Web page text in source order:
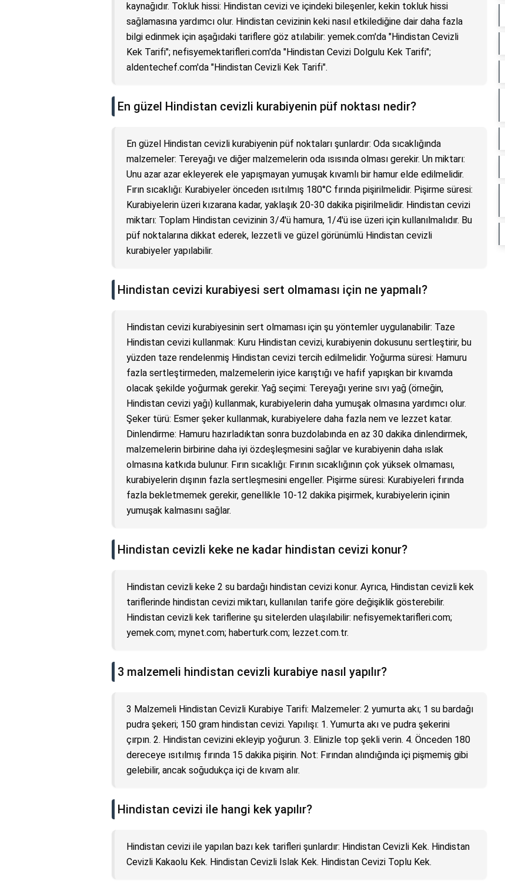
kaynağıdır. Tokluk hissi: Hindistan cevizi ve içindeki bileşenler, kekin tokluk hissi
sağlamasına yardımcı olur. Hindistan cevizinin keki nasıl etkilediğine dair daha fazla
bilgi edinmek için aşağıdaki tariflere göz atılabilir: yemek.com'da "Hindistan Cevizli
Kek Tarifi"; nefisyemektarifleri.com'da "Hindistan Cevizi Dolgulu Kek Tarifi";
aldentechef.com'da "Hindistan Cevizli Kek Tarifi".
En güzel Hindistan cevizli kurabiyenin püf noktası nedir?
En güzel Hindistan cevizli kurabiyenin püf noktaları şunlardır: Oda sıcaklığında
malzemeler: Tereyağı ve diğer malzemelerin oda ısısında olması gerekir. Un miktarı:
Unu azar azar ekleyerek ele yapışmayan yumuşak kıvamlı bir hamur elde edilmelidir.
Fırın sıcaklığı: Kurabiyeler önceden ısıtılmış 180°C fırında pişirilmelidir. Pişirme süresi:
Kurabiyelerin üzeri kızarana kadar, yaklaşık 20-30 dakika pişirilmelidir. Hindistan cevizi
miktarı: Toplam Hindistan cevizinin 3/4'ü hamura, 1/4'ü ise üzeri için kullanılmalıdır. Bu
püf noktalarına dikkat ederek, lezzetli ve güzel görünümlü Hindistan cevizli
kurabiyeler yapılabilir.
Hindistan cevizi kurabiyesi sert olmaması için ne yapmalı?
Hindistan cevizi kurabiyesinin sert olmaması için şu yöntemler uygulanabilir: Taze
Hindistan cevizi kullanmak: Kuru Hindistan cevizi, kurabiyenin dokusunu sertleştirir, bu
yüzden taze rendelenmiş Hindistan cevizi tercih edilmelidir. Yoğurma süresi: Hamuru
fazla sertleştirmeden, malzemelerin iyice karıştığı ve hafif yapışkan bir kıvamda
olacak şekilde yoğurmak gerekir. Yağ seçimi: Tereyağı yerine sıvı yağ (örneğin,
Hindistan cevizi yağı) kullanmak, kurabiyelerin daha yumuşak olmasına yardımcı olur.
Şeker türü: Esmer şeker kullanmak, kurabiyelere daha fazla nem ve lezzet katar.
Dinlendirme: Hamuru hazırladıktan sonra buzdolabında en az 30 dakika dinlendirmek,
malzemelerin birbirine daha iyi özdeşleşmesini sağlar ve kurabiyenin daha ıslak
olmasına katkıda bulunur. Fırın sıcaklığı: Fırının sıcaklığının çok yüksek olmaması,
kurabiyelerin dışının fazla sertleşmesini engeller. Pişirme süresi: Kurabiyeleri fırında
fazla bekletmemek gerekir, genellikle 10-12 dakika pişirmek, kurabiyelerin içinin
yumuşak kalmasını sağlar.
Hindistan cevizli keke ne kadar hindistan cevizi konur?
Hindistan cevizli keke 2 su bardağı hindistan cevizi konur. Ayrıca, Hindistan cevizli kek
tariflerinde hindistan cevizi miktarı, kullanılan tarife göre değişiklik gösterebilir.
Hindistan cevizli kek tariflerine şu sitelerden ulaşılabilir: nefisyemektarifleri.com;
yemek.com; mynet.com; haberturk.com; lezzet.com.tr.
3 malzemeli hindistan cevizli kurabiye nasıl yapılır?
3 Malzemeli Hindistan Cevizli Kurabiye Tarifi: Malzemeler: 2 yumurta akı; 1 su bardağı
pudra şekeri; 150 gram hindistan cevizi. Yapılışı: 1. Yumurta akı ve pudra şekerini
çırpın. 2. Hindistan cevizini ekleyip yoğurun. 3. Elinizle top şekli verin. 4. Önceden 180
dereceye ısıtılmış fırında 15 dakika pişirin. Not: Fırından alındığında içi pişmemiş gibi
gelebilir, ancak soğudukça içi de kıvam alır.
Hindistan cevizi ile hangi kek yapılır?
Hindistan cevizi ile yapılan bazı kek tarifleri şunlardır: Hindistan Cevizli Kek. Hindistan
Cevizli Kakaolu Kek. Hindistan Cevizli Islak Kek. Hindistan Cevizi Toplu Kek.